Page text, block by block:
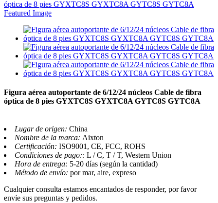
Figura aérea autoportante de 6/12/24 núcleos Cable de fibra
óptica de 8 pies GYXTC8S GYXTC8A GYTC8S GYTC8A
Lugar de origen: China
Nombre de la marca: Aixton
Certificación: ISO9001, CE, FCC, ROHS
Condiciones de pago:: L / C, T / T, Western Union
Hora de entrega: 5-20 días (según la cantidad)
Método de envío: por mar, aire, expreso
Cualquier consulta estamos encantados de responder, por favor
envíe sus preguntas y pedidos.